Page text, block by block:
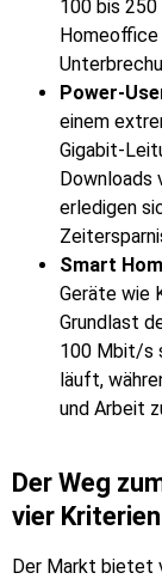
100 bis
Homeoffice
Power-
einem
Gigabit-
Downloads
erledigen
Smart
Geräte wie
Grundlast
100 Mbit/s
läuft,
und Arbeit
Der Weg
vier
Der Markt bietet